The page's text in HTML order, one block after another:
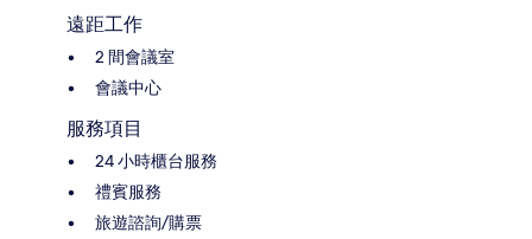
遠距工作
2 間會議室
會議中心
服務項目
24 小時櫃台服務
禮賓服務
旅遊諮詢/購票